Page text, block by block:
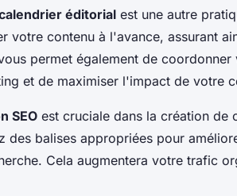
éditorial est une autre
votre contenu à l'avance, assurant
permet également de
et de maximiser l'impact de votre
SEO est cruciale dans la création de
des balises appropriées pour
Cela augmentera votre trafic